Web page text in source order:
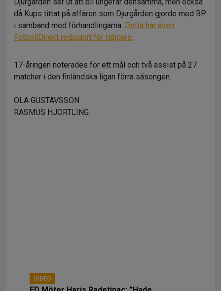
då Kups tittat på affären som Djurgården gjorde med BP
i samband med förhandlingarna. Detta har även
FotbollDirekt redogjort för tidigare.
17-åringen noterades för ett mål och två assist på 27
matcher i den finländska ligan förra säsongen.
OLA GUSTAVSSON
RASMUS HJORTLING
VIDEO